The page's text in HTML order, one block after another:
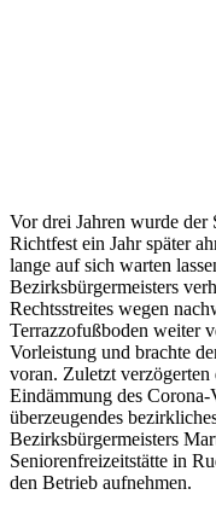
Vor drei Jahren wurde der
Richtfest ein Jahr später
lange auf sich warten
Bezirksbürgermeisters
Rechtsstreites wegen
Terrazzofußboden weiter
Vorleistung und brachte
voran. Zuletzt
Eindämmung des
überzeugendes
Bezirksbürgermeisters
Seniorenfreizeitstätte in
den Betrieb aufnehmen.